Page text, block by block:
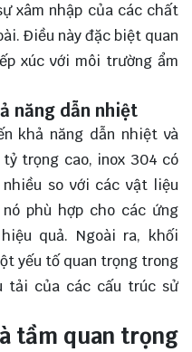
xâm nhập của các chất
Điều này đặc biệt quan
xúc với môi trường ẩm
năng dẫn nhiệt
khả năng dẫn nhiệt và
trọng cao, inox 304 có
so với các vật liệu
phù hợp cho các ứng
quả. Ngoài ra, khối
yếu tố quan trọng trong
tải của các cấu trúc sử
tầm quan trọng